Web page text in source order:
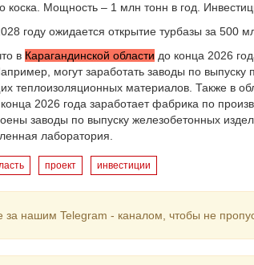
коска. Мощность – 1 млн тонн в год.
году ожидается открытие турбазы за 500
в Карагандинской области до конца 2026
могут заработать заводы по
теплоизоляционных материалов. Также в
2026 года заработает фабрика по
заводы по выпуску железобетонных
лаборатория.
проект инвестиции
за нашим Telegram - каналом, чтобы не